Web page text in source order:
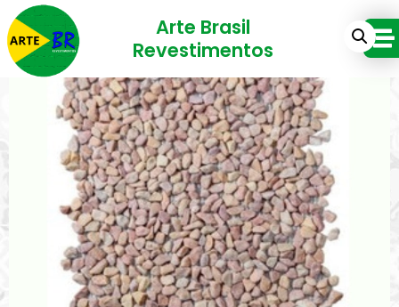
Arte Brasil
Revestimentos